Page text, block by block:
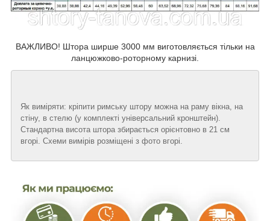
ВАЖЛИВО! Штора ширше 3000 мм виготовляється тільки на
ланцюжково-роторному карнизі.
Як виміряти: кріпити римську штору можна на раму вікна, на
стіну, в стелю (у комплекті універсальний кронштейн).
Стандартна висота штора збирається орієнтовно в 21 см
вгорі. Схеми вимірів розміщені з фото вгорі.